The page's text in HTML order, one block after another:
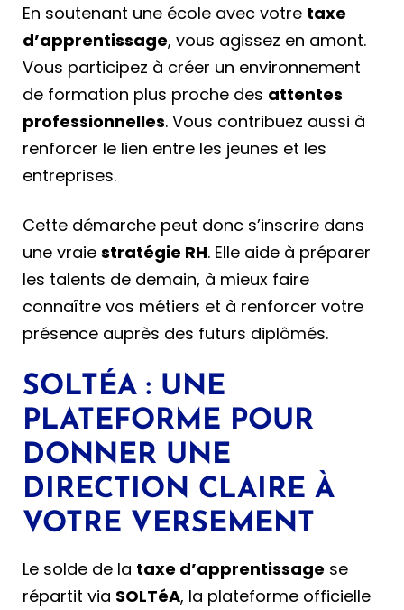
En soutenant une école avec votre taxe
d’apprentissage, vous agissez en amont.
Vous participez à créer un environnement
de formation plus proche des attentes
professionnelles. Vous contribuez aussi à
renforcer le lien entre les jeunes et les
entreprises.
Cette démarche peut donc s’inscrire dans
une vraie stratégie RH. Elle aide à préparer
les talents de demain, à mieux faire
connaître vos métiers et à renforcer votre
présence auprès des futurs diplômés.
SOLTÉA : UNE
PLATEFORME POUR
DONNER UNE
DIRECTION CLAIRE À
VOTRE VERSEMENT
Le solde de la taxe d’apprentissage se
répartit via SOLTéA, la plateforme officielle